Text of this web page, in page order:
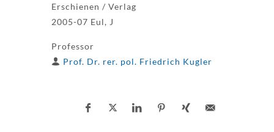
Erschienen / Verlag
2005-07 Eul, J
Professor
Prof. Dr. rer. pol. Friedrich Kugler